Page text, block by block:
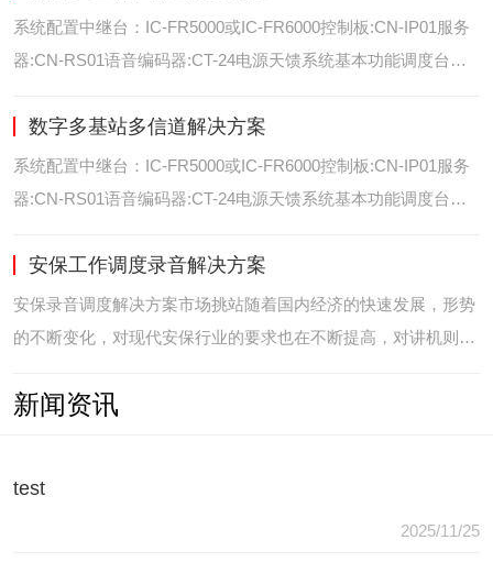
能是艾可慕数字系统的
系统配置中继台：IC-FR5000或IC-FR6000控制板:CN-IP01服务
器:CN-RS01语音编码器:CT-24电源天馈系统基本功能调度台录
通过IP网络互联，通过成熟可靠的网络技术，艾可慕数字通讯将
延伸到世界的每一个角落。
数字多基站多信道解决方案
系统配置中继台：IC-FR5000或IC-FR6000控制板:CN-IP01服务
器:CN-RS01语音编码器:CT-24电源天馈系统基本功能调度台录
之间通过IP网络互联，通过成熟可靠的网络技术，艾可慕数字通
讯将延伸到世界的每一个角
安保工作调度录音解决方案
安保录音调度解决方案市场挑站随着国内经济的快速发展，形势
的不断变化，对现代安保行业的要求也在不断提高，对讲机则是
讯需要，常常会出现以下问题：（1）无可靠的报等多种保障手
新闻资讯
test
2025/11/25